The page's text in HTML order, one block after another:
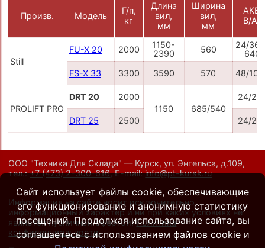
Произв. Модель
Г/п,
кг
Длина
вил,
мм
Ширина
вил,
мм
АКБ,
В/Ач
Still
FU-X 20 2000
1150-
2390
560
24/
640
FS-X 33
3300 3590 570 48/
PROLIFT PRO
DRT 20
2000
1150
685/540
24/
DRT 25 2500 24/
ООО "Техника Для Склада" — Курск, ул. Энгельса, д.109,
тел.:+7 (473) 2-300-616,E-mail:info@pt-kursk.ru
Информация на сайте носит исключительно
информационный характер и ни при каких условиях не
является публичной офертой.Политика
конфиденциальности.
Сайт использует файлы cookie, обеспечивающие
его функционирование и анонимную статистику
посещений. Продолжая использование сайта, вы
соглашаетесь с использованием файлов cookie и